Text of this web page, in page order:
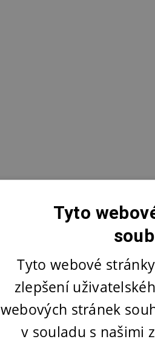
Tyto
Tyto webové
zlepšení
webových stránek
v souladu s našimi